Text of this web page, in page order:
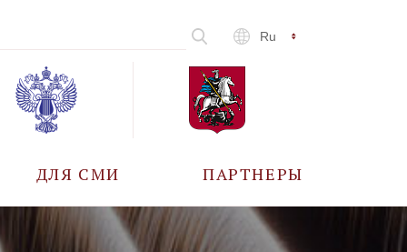
Ru
ДЛЯ СМИ
АККРЕДИТАЦИЯ
ПАРТНЕРЫ